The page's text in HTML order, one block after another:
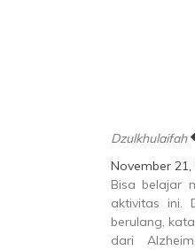
Dzulkhulaifah
November
Bisa belajar
aktivitas ini.
berulang,
dari